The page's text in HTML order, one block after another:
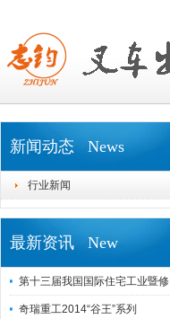
新闻动态 News
行业新闻
最新资讯 New
第十三届我国国际住宅工业暨修
奇瑞重工2014“谷王”系列